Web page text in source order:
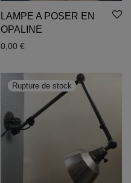
LAMPE A POSER EN
OPALINE
0,00 €